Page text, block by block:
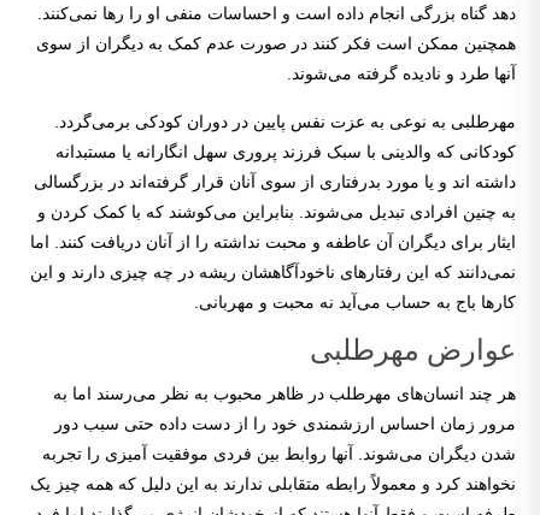
دهد گناه بزرگی انجام داده است و احساسات منفی او را رها نمی‌کنند.
همچنین ممکن است فکر کنند در صورت عدم کمک به دیگران از سوی
آنها طرد و نادیده گرفته می‌شوند.
مهرطلبی به نوعی به عزت نفس پایین در دوران کودکی برمی‌گردد.
کودکانی که والدینی با سبک فرزند پروری سهل انگارانه یا مستبدانه
داشته اند و یا مورد بدرفتاری از سوی آنان قرار گرفته‌اند در بزرگسالی
به چنین افرادی تبدیل می‌شوند. بنابراین می‌کوشند که با کمک کردن و
ایثار برای دیگران آن عاطفه‌ و محبت نداشته را از آنان دریافت کنند. اما
نمی‌دانند که این رفتارهای ناخودآگاهشان ریشه در چه چیزی دارند و این
کارها باج به حساب می‌آید نه محبت و مهربانی.
عوارض مهرطلبی
هر چند انسان‌های مهرطلب در ظاهر محبوب به نظر می‌رسند اما به
مرور زمان احساس ارزشمندی خود را از دست داده حتی سبب دور
شدن دیگران می‌شوند. آنها روابط بین فردی موفقیت آمیزی را تجربه
نخواهند کرد و معمولاً رابطه متقابلی ندارند به این دلیل که همه چیز یک